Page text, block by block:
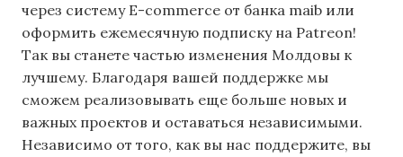
через систему E-commerce от банка maib или
оформить ежемесячную подписку на Patreon!
Так вы станете частью изменения Молдовы к
лучшему. Благодаря вашей поддержке мы
сможем реализовывать еще больше новых и
важных проектов и оставаться независимыми.
Независимо от того, как вы нас поддержите, вы